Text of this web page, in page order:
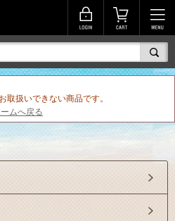
取扱いできない商品です。
ムへ戻る